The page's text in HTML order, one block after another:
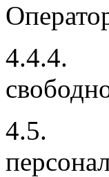
4.4.4.
4.5.